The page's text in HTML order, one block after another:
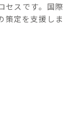
セスです。国際
策定を支援しま